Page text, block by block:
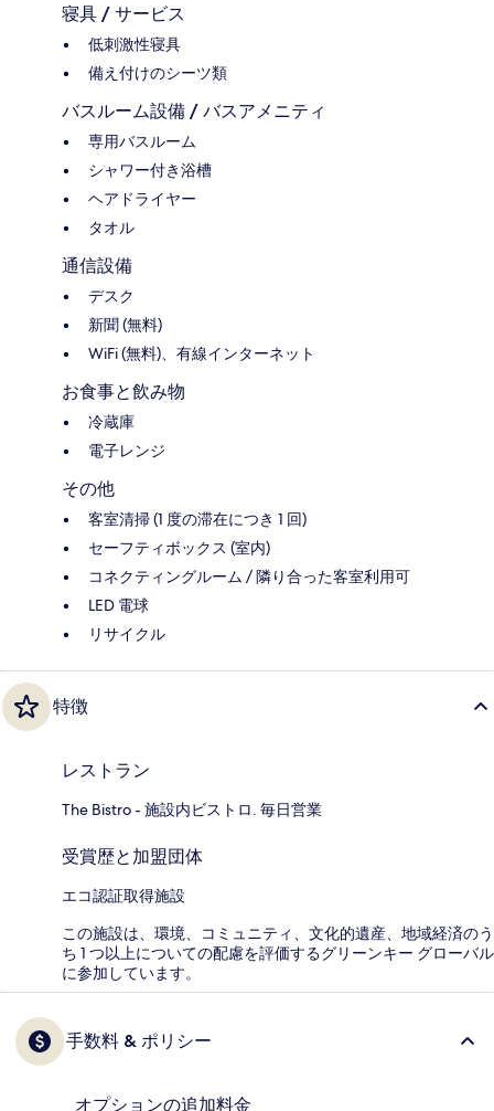
寝具 / サービス
低刺激性寝具
備え付けのシーツ類
バスルーム設備 / バスアメニティ
専用バスルーム
シャワー付き浴槽
ヘアドライヤー
タオル
通信設備
デスク
新聞 (無料)
WiFi (無料)、有線インターネット
お食事と飲み物
冷蔵庫
電子レンジ
その他
客室清掃 (1 度の滞在につき 1 回)
セーフティボックス (室内)
コネクティングルーム / 隣り合った客室利用可
LED 電球
リサイクル
特徴
レストラン
The Bistro - 施設内ビストロ. 毎日営業
受賞歴と加盟団体
エコ認証取得施設
この施設は、環境、コミュニティ、文化的遺産、地域経済のう
ち 1 つ以上についての配慮を評価するグリーンキー グローバル
に参加しています。
手数料 & ポリシー
オプションの追加料金